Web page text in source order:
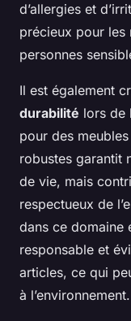
d’allergies et
précieux pour les
personnes
Il est également
durabilité lors de
pour des
robustes garantit
de vie, mais
respectueux de
dans ce domaine
responsable et
articles, ce qui
à l’environnement.